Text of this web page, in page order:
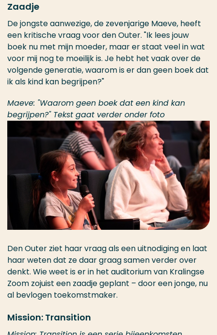
Zaadje
De jongste aanwezige, de zevenjarige Maeve, heeft
een kritische vraag voor den Outer. "Ik lees jouw
boek nu met mijn moeder, maar er staat veel in wat
voor mij nog te moeilijk is. Je hebt het vaak over de
volgende generatie, waarom is er dan geen boek dat
ik als kind kan begrijpen?"
Maeve: "Waarom geen boek dat een kind kan
begrijpen?" Tekst gaat verder onder foto
Den Outer ziet haar vraag als een uitnodiging en laat
haar weten dat ze daar graag samen verder over
denkt. Wie weet is er in het auditorium van Kralingse
Zoom zojuist een zaadje geplant – door een jonge, nu
al bevlogen toekomstmaker.
Mission: Transition